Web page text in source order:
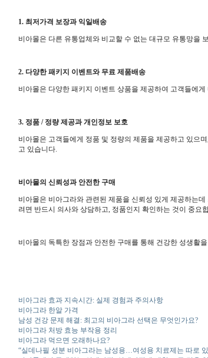
1. 최저가격 보장과 익일배송
비아몰은 다른 유통업체와 비교할 수 없는 대규모 유통망을
2. 다양한 패키지 이벤트와 무료 제품배송
비아몰은 다양한 패키지 이벤트 상품을 제공하여 고객들에
3. 정품 / 정량 제공과 개인정보 보호
비아몰은 고객들에게 정품 및 정량의 제품을 제공하고 있으
고 있습니다.
비아몰의 신뢰성과 안전한 구매
비아몰은 비아그라와 관련된 제품을 신뢰성 있게 제공하는
려면 반드시 의사와 상담하고, 정품인지 확인하는 것이 중요
비아몰의 독특한 장점과 안전한 구매를 통해 건강한 성생활
비아그라 효과 지속시간: 실제 경험과 주의사항
비아그라 한알 가격
남성 건강 문제 해결: 최고의 비아그라 선택은 무엇인가요?
비아그라 처방 효능 부작용 정리
비아그라 먹으면 오래하나요?
“실데나필 성분 비아그라는 남성용…여성용 치료제는 따로